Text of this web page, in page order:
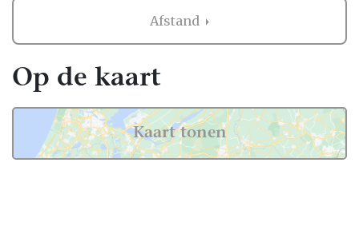
Afstand
Op de kaart
Kaart tonen